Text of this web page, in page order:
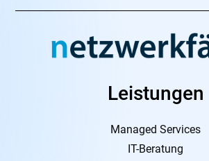
Leistungen
Managed Services
IT-Beratung